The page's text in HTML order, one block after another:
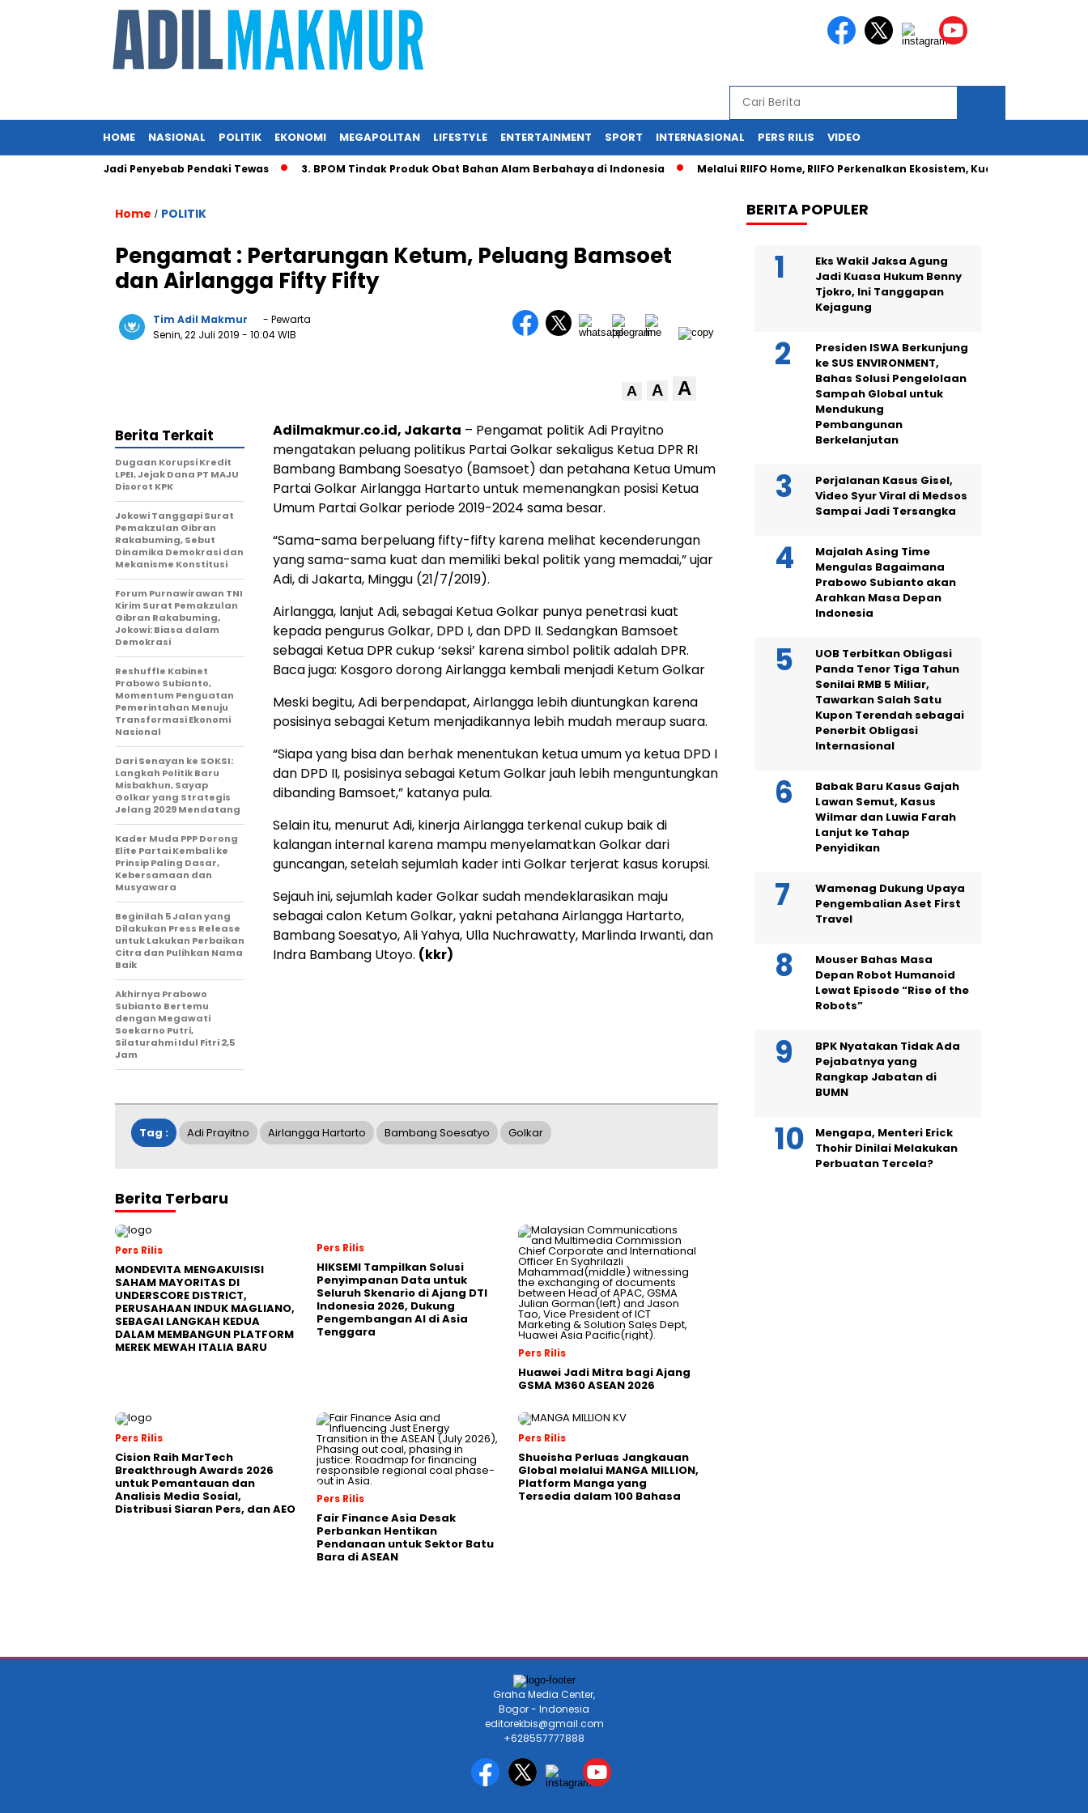
HOME NASIONAL POLITIK EKONOMI MEGAPOLITAN LIFESTYLE ENTERTAINMENT SPORT INTERNASIONAL PERS RILIS VIDEO
Angin Diduga Jadi Penyebab Pendaki Tewas 3. BPOM Tindak Produk Obat Bahan Alam Berbahaya di Indonesia Melalui RIIFO Home, RIIFO Perkenalkan Ekosistem, Kualitas, dan Inovasi
Home / POLITIK
Pengamat : Pertarungan Ketum, Peluang Bamsoet
dan Airlangga Fifty Fifty
Tim Adil Makmur
- Pewarta
Senin, 22 Juli 2019 - 10:04 WIB
A A A
Adilmakmur.co.id, Jakarta – Pengamat politik Adi Prayitno
mengatakan peluang politikus Partai Golkar sekaligus Ketua DPR RI
Bambang Bambang Soesatyo (Bamsoet) dan petahana Ketua Umum
Partai Golkar Airlangga Hartarto untuk memenangkan posisi Ketua
Umum Partai Golkar periode 2019-2024 sama besar.
“Sama-sama berpeluang fifty-fifty karena melihat kecenderungan
yang sama-sama kuat dan memiliki bekal politik yang memadai,” ujar
Adi, di Jakarta, Minggu (21/7/2019).
Airlangga, lanjut Adi, sebagai Ketua Golkar punya penetrasi kuat
kepada pengurus Golkar, DPD I, dan DPD II. Sedangkan Bamsoet
sebagai Ketua DPR cukup ‘seksi’ karena simbol politik adalah DPR.
Baca juga: Kosgoro dorong Airlangga kembali menjadi Ketum Golkar
Meski begitu, Adi berpendapat, Airlangga lebih diuntungkan karena
posisinya sebagai Ketum menjadikannya lebih mudah meraup suara.
“Siapa yang bisa dan berhak menentukan ketua umum ya ketua DPD I
dan DPD II, posisinya sebagai Ketum Golkar jauh lebih menguntungkan
dibanding Bamsoet,” katanya pula.
Selain itu, menurut Adi, kinerja Airlangga terkenal cukup baik di
kalangan internal karena mampu menyelamatkan Golkar dari
guncangan, setelah sejumlah kader inti Golkar terjerat kasus korupsi.
Sejauh ini, sejumlah kader Golkar sudah mendeklarasikan maju
sebagai calon Ketum Golkar, yakni petahana Airlangga Hartarto,
Bambang Soesatyo, Ali Yahya, Ulla Nuchrawatty, Marlinda Irwanti, dan
Indra Bambang Utoyo. (kkr)
Berita Terkait
Dugaan Korupsi Kredit
LPEI, Jejak Dana PT MAJU
Disorot KPK
Jokowi Tanggapi Surat
Pemakzulan Gibran
Rakabuming, Sebut
Dinamika Demokrasi dan
Mekanisme Konstitusi
Forum Purnawirawan TNI
Kirim Surat Pemakzulan
Gibran Rakabuming,
Jokowi: Biasa dalam
Demokrasi
Reshuffle Kabinet
Prabowo Subianto,
Momentum Penguatan
Pemerintahan Menuju
Transformasi Ekonomi
Nasional
Dari Senayan ke SOKSI:
Langkah Politik Baru
Misbakhun, Sayap
Golkar yang Strategis
Jelang 2029 Mendatang
Kader Muda PPP Dorong
Elite Partai Kembali ke
Prinsip Paling Dasar,
Kebersamaan dan
Musyawara
Beginilah 5 Jalan yang
Dilakukan Press Release
untuk Lakukan Perbaikan
Citra dan Pulihkan Nama
Baik
Akhirnya Prabowo
Subianto Bertemu
dengan Megawati
Soekarno Putri,
Silaturahmi Idul Fitri 2,5
Jam
Tag : Adi Prayitno Airlangga Hartarto Bambang Soesatyo Golkar
Berita Terbaru
Pers Rilis
MONDEVITA MENGAKUISISI
SAHAM MAYORITAS DI
UNDERSCORE DISTRICT,
PERUSAHAAN INDUK MAGLIANO,
SEBAGAI LANGKAH KEDUA
DALAM MEMBANGUN PLATFORM
MEREK MEWAH ITALIA BARU
Pers Rilis
HIKSEMI Tampilkan Solusi
Penyimpanan Data untuk
Seluruh Skenario di Ajang DTI
Indonesia 2026, Dukung
Pengembangan AI di Asia
Tenggara
Pers Rilis
Huawei Jadi Mitra bagi Ajang
GSMA M360 ASEAN 2026
Pers Rilis
Cision Raih MarTech
Breakthrough Awards 2026
untuk Pemantauan dan
Analisis Media Sosial,
Distribusi Siaran Pers, dan AEO
Pers Rilis
Fair Finance Asia Desak
Perbankan Hentikan
Pendanaan untuk Sektor Batu
Bara di ASEAN
Pers Rilis
Shueisha Perluas Jangkauan
Global melalui MANGA MILLION,
Platform Manga yang
Tersedia dalam 100 Bahasa
BERITA POPULER
Eks Wakil Jaksa Agung
Jadi Kuasa Hukum Benny
Tjokro, Ini Tanggapan
Kejagung
Presiden ISWA Berkunjung
ke SUS ENVIRONMENT,
Bahas Solusi Pengelolaan
Sampah Global untuk
Mendukung
Pembangunan
Berkelanjutan
Perjalanan Kasus Gisel,
Video Syur Viral di Medsos
Sampai Jadi Tersangka
Majalah Asing Time
Mengulas Bagaimana
Prabowo Subianto akan
Arahkan Masa Depan
Indonesia
UOB Terbitkan Obligasi
Panda Tenor Tiga Tahun
Senilai RMB 5 Miliar,
Tawarkan Salah Satu
Kupon Terendah sebagai
Penerbit Obligasi
Internasional
Babak Baru Kasus Gajah
Lawan Semut, Kasus
Wilmar dan Luwia Farah
Lanjut ke Tahap
Penyidikan
Wamenag Dukung Upaya
Pengembalian Aset First
Travel
Mouser Bahas Masa
Depan Robot Humanoid
Lewat Episode “Rise of the
Robots”
BPK Nyatakan Tidak Ada
Pejabatnya yang
Rangkap Jabatan di
BUMN
Mengapa, Menteri Erick
Thohir Dinilai Melakukan
Perbuatan Tercela?
Graha Media Center,
Bogor - Indonesia
editorekbis@gmail.com
+628557777888